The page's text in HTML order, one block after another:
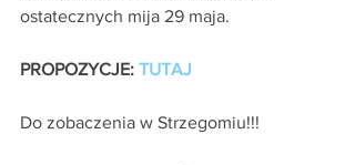
ostatecznych mija 29 maja.
PROPOZYCJE: TUTAJ
Do zobaczenia w Strzegomiu!!!